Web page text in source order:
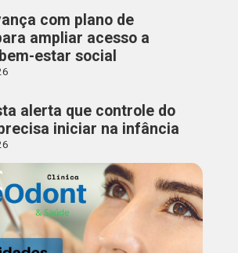
com plano de
ampliar acesso a
estar social
alerta que controle do
iniciar na infância